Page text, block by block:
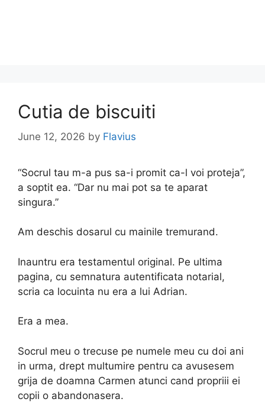
Cutia de biscuiti
June 12, 2026 by Flavius
“Socrul tau m-a pus sa-i promit ca-l voi proteja”,
a soptit ea. “Dar nu mai pot sa te aparat
singura.”
Am deschis dosarul cu mainile tremurand.
Inauntru era testamentul original. Pe ultima
pagina, cu semnatura autentificata notarial,
scria ca locuinta nu era a lui Adrian.
Era a mea.
Socrul meu o trecuse pe numele meu cu doi ani
in urma, drept multumire pentru ca avusesem
grija de doamna Carmen atunci cand propriii ei
copii o abandonasera.